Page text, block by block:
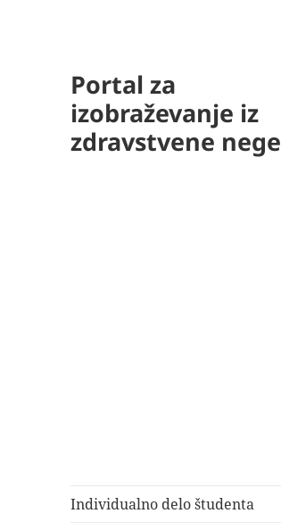
Portal za
izobraževanje iz
zdravstvene nege
Individualno delo študenta